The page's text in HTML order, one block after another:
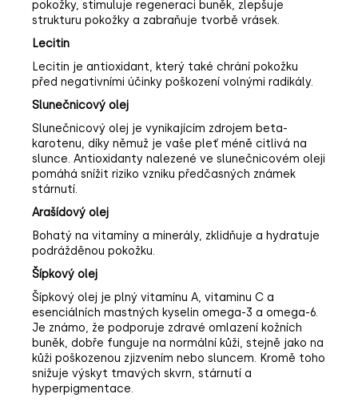
pokožky, stimuluje regeneraci buněk, zlepšuje
strukturu pokožky a zabraňuje tvorbě vrásek.
Lecitin
Lecitin je antioxidant, který také chrání pokožku
před negativními účinky poškození volnými radikály.
Slunečnicový olej
Slunečnicový olej je vynikajícím zdrojem beta-
karotenu, díky němuž je vaše pleť méně citlivá na
slunce. Antioxidanty nalezené ve slunečnicovém oleji
pomáhá snížit riziko vzniku předčasných známek
stárnutí.
Arašídový olej
Bohatý na vitamíny a minerály, zklidňuje a hydratuje
podrážděnou pokožku.
Šípkový olej
Šípkový olej je plný vitamínu A, vitaminu C a
esenciálních mastných kyselin omega-3 a omega-6.
Je známo, že podporuje zdravé omlazení kožních
buněk, dobře funguje na normální kůži, stejně jako na
kůži poškozenou zjizvením nebo sluncem. Kromě toho
snižuje výskyt tmavých skvrn, stárnutí a
hyperpigmentace.